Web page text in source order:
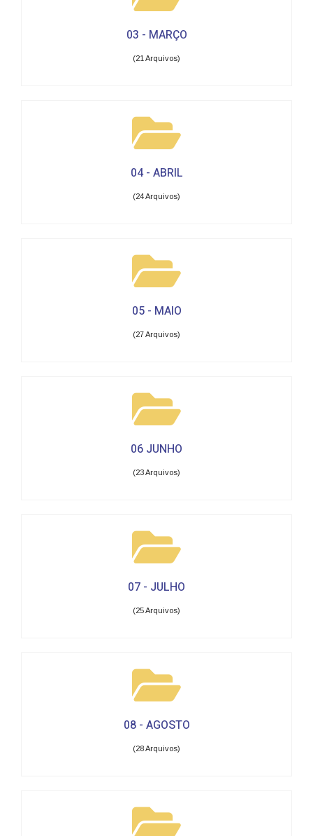
03 - MARÇO
(21 Arquivos)
04 - ABRIL
(24 Arquivos)
05 - MAIO
(27 Arquivos)
06 JUNHO
(23 Arquivos)
07 - JULHO
(25 Arquivos)
08 - AGOSTO
(28 Arquivos)